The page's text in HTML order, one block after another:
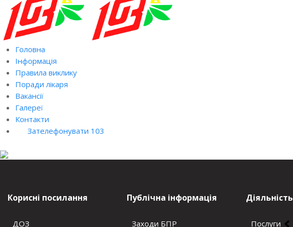
Головна
Інформація
Правила виклику
Поради лікаря
Вакансії
Галереї
Контакти
Зателефонувати 103
Корисні посилання
ДОЗ
Публічна інформація
Заходи БПР
Діяльність
Послуги